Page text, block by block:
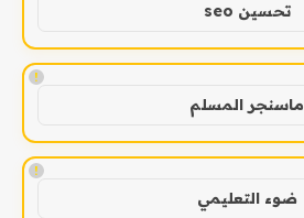
تحسين seo
!
ماسنجر المسلم
!
ضوء التعليمي